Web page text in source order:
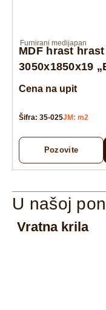
Furnirani medijapan
MDF hrast hrast
3050x1850x19
Cena na upit
Šifra: 35-025JM: m2
Pozovite
U našoj
Vratna krila